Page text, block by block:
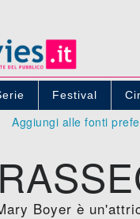
Festival
Aggiungi alle fonti
Boyer è